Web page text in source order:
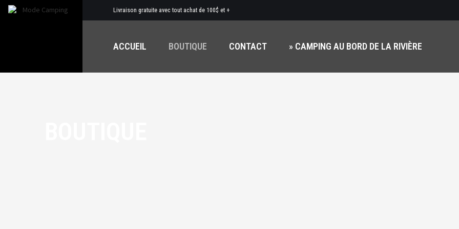
Livraison gratuite avec tout achat de 100$ et +
ACCUEIL BOUTIQUE CONTACT » CAMPING AU BORD DE LA RIVIÈRE